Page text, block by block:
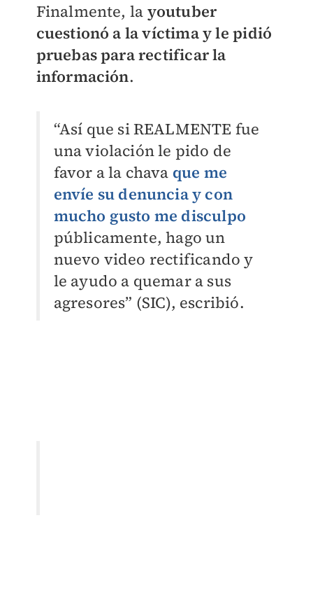
Finalmente, la youtuber
cuestionó a la víctima y le pidió
pruebas para rectificar la
información.
“Así que si REALMENTE fue
una violación le pido de
favor a la chava que me
envíe su denuncia y con
mucho gusto me disculpo
públicamente, hago un
nuevo video rectificando y
le ayudo a quemar a sus
agresores” (SIC), escribió.